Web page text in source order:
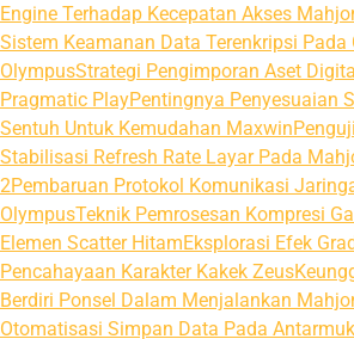
Engine Terhadap Kecepatan Akses
Sistem Keamanan Data Terenkripsi Pada
OlympusStrategi Pengimporan Aset
Pragmatic PlayPentingnya Penyesuaian
Sentuh Untuk Kemudahan Maxwin
Stabilisasi Refresh Rate Layar Pada
2Pembaruan Protokol Komunikasi
OlympusTeknik Pemrosesan Kompresi
Elemen Scatter HitamEksplorasi Efek
Pencahayaan Karakter Kakek Zeus
Berdiri Ponsel Dalam Menjalankan
Otomatisasi Simpan Data Pada